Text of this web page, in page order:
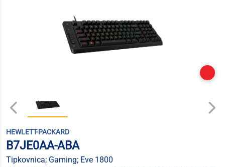
HEWLETT-PACKARD
B7JE0AA-ABA
Tipkovnica; Gaming; Eve 1800